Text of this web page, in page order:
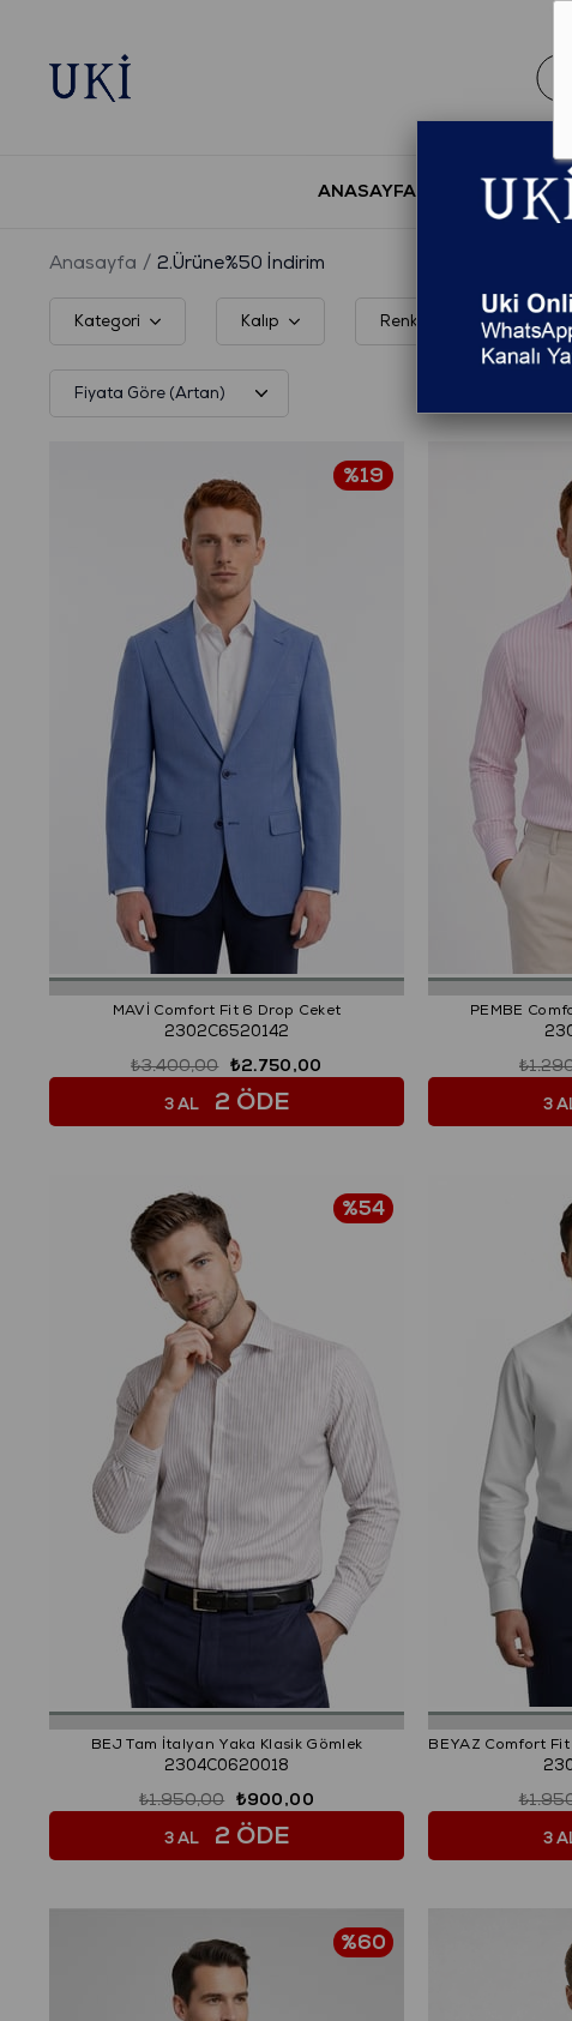
ANASAYFA YENİ SEZON
Anasayfa 2.Ürüne%50 İndirim
Kategori Kalıp Renk Beden
MAVİ Comfort Fit 6 Drop Ceket
2302C6520142
₺2.750,00
₺3.400,00
%19
3 AL 2 ÖDE
PEMBE
3
BEJ Tam İtalyan Yaka Klasik Gömlek
2304C0620018
₺900,00
₺1.950,00
%54
3 AL 2 ÖDE 3
%60